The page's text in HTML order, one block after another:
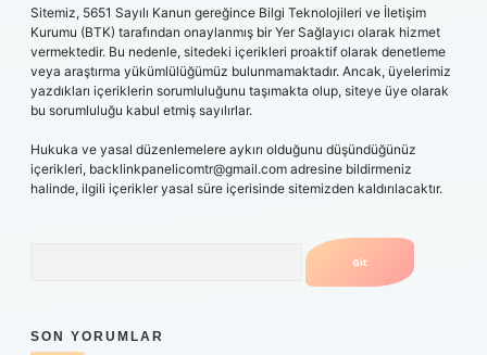
Sitemiz, 5651 Sayılı Kanun gereğince Bilgi Teknolojileri ve İletişim
Kurumu (BTK) tarafından onaylanmış bir Yer Sağlayıcı olarak hizmet
vermektedir. Bu nedenle, sitedeki içerikleri proaktif olarak denetleme
veya araştırma yükümlülüğümüz bulunmamaktadır. Ancak, üyelerimiz
yazdıkları içeriklerin sorumluluğunu taşımakta olup, siteye üye olarak
bu sorumluluğu kabul etmiş sayılırlar.
Hukuka ve yasal düzenlemelere aykırı olduğunu düşündüğünüz
içerikleri, backlinkpanelicomtr@gmail.com adresine bildirmeniz
halinde, ilgili içerikler yasal süre içerisinde sitemizden kaldırılacaktır.
SON YORUMLAR